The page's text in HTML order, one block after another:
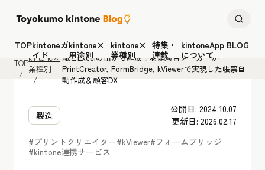
TOPkintoneガ
イド
kintone×
用途別
kintone×
業種別
特集・
連載
kintoneApp BLOG
について
TOPkintone×
業種別
紙とExcelの山から解放！老舗海苔メーカーが
PrintCreator, FormBridge, kViewerで実現した帳票自
動作成＆顧客DX
製造
公開日: 2024.10.07
更新日: 2026.02.17
#プリントクリエイター#kViewer#フォームブリッジ
#kintone連携サービス